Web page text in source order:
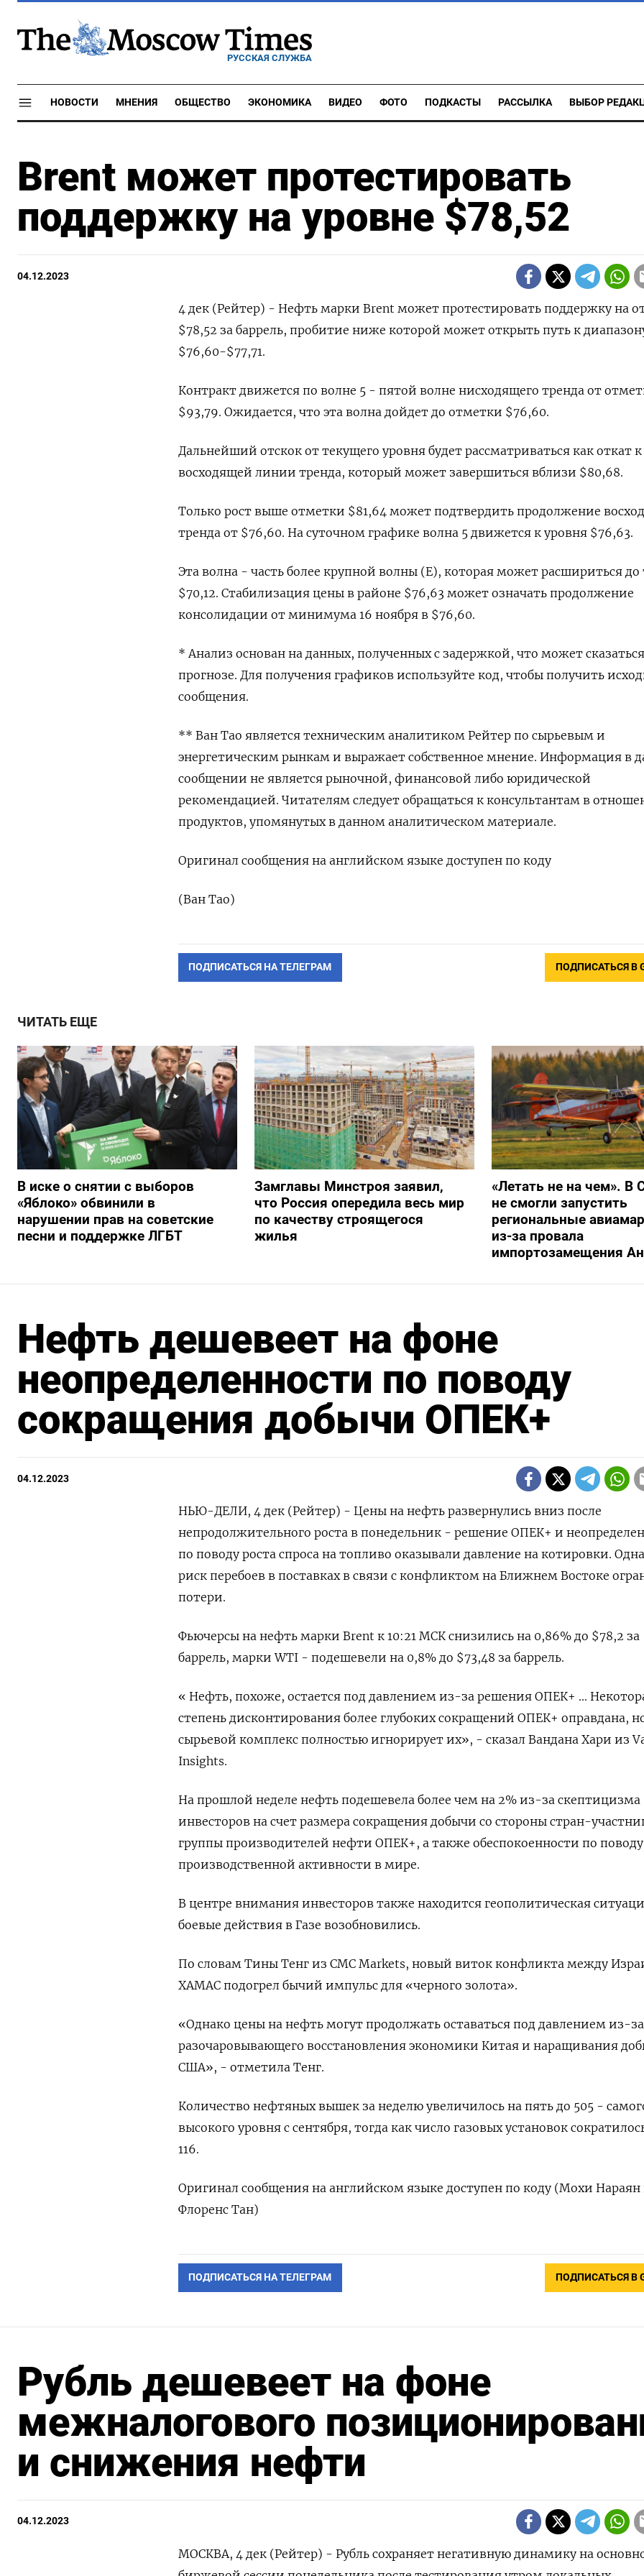
РУССКАЯ СЛУЖБА
НОВОСТИ МНЕНИЯ ОБЩЕСТВО ЭКОНОМИКА ВИДЕО ФОТО ПОДКАСТЫ РАССЫЛКА ВЫБОР
Brent может протестировать
поддержку на уровне $78,52
04.12.2023
4 дек (Рейтер) - Нефть марки Brent может протестировать поддержку на
$78,52 за баррель, пробитие ниже которой может открыть путь к
$76,60-$77,71.
Контракт движется по волне 5 - пятой волне нисходящего тренда от
$93,79. Ожидается, что эта волна дойдет до отметки $76,60.
Дальнейший отскок от текущего уровня будет рассматриваться как откат к
восходящей линии тренда, который может завершиться вблизи $80,68.
Только рост выше отметки $81,64 может подтвердить продолжение
тренда от $76,60. На суточном графике волна 5 движется к уровня $76,63.
Эта волна - часть более крупной волны (E), которая может расшириться до
$70,12. Стабилизация цены в районе $76,63 может означать продолжение
консолидации от минимума 16 ноября в $76,60.
* Анализ основан на данных, полученных с задержкой, что может
прогнозе. Для получения графиков используйте код, чтобы получить
сообщения.
** Ван Тао является техническим аналитиком Рейтер по сырьевым и
энергетическим рынкам и выражает собственное мнение. Информация в
сообщении не является рыночной, финансовой либо юридической
рекомендацией. Читателям следует обращаться к консультантам в
продуктов, упомянутых в данном аналитическом материале.
Оригинал сообщения на английском языке доступен по коду
(Ван Тао)
ПОДПИСАТЬСЯ НА ТЕЛЕГРАМ ПОДПИСАТЬСЯ В
ЧИТАТЬ ЕЩЕ
В иске о снятии с выборов
«Яблоко» обвинили в
нарушении прав на советские
песни и поддержке ЛГБТ
Замглавы Минстроя заявил,
что Россия опередила весь мир
по качеству строящегося
жилья
«Летать не на чем». В
не смогли запустить
региональные
из-за провала
импортозамещения
Нефть дешевеет на фоне
неопределенности по поводу
сокращения добычи ОПЕК+
04.12.2023
НЬЮ-ДЕЛИ, 4 дек (Рейтер) - Цены на нефть развернулись вниз после
непродолжительного роста в понедельник - решение ОПЕК+ и
по поводу роста спроса на топливо оказывали давление на котировки.
риск перебоев в поставках в связи с конфликтом на Ближнем Востоке
потери.
Фьючерсы на нефть марки Brent к 10:21 МСК снизились на 0,86% до $78,2 за
баррель, марки WTI - подешевели на 0,8% до $73,48 за баррель.
« Нефть, похоже, остается под давлением из-за решения ОПЕК+ ...
степень дисконтирования более глубоких сокращений ОПЕК+ оправдана,
сырьевой комплекс полностью игнорирует их», - сказал Вандана Хари из
Insights.
На прошлой неделе нефть подешевела более чем на 2% из-за скептицизма
инвесторов на счет размера сокращения добычи со стороны стран-
группы производителей нефти ОПЕК+, а также обеспокоенности по
производственной активности в мире.
В центре внимания инвесторов также находится геополитическая
боевые действия в Газе возобновились.
По словам Тины Тенг из CMC Markets, новый виток конфликта между
ХАМАС подогрел бычий импульс для «черного золота».
«Однако цены на нефть могут продолжать оставаться под давлением из-за
разочаровывающего восстановления экономики Китая и наращивания
США», - отметила Тенг.
Количество нефтяных вышек за неделю увеличилось на пять до 505 -
высокого уровня с сентября, тогда как число газовых установок
116.
Оригинал сообщения на английском языке доступен по коду (Мохи Нараян
Флоренс Тан)
ПОДПИСАТЬСЯ НА ТЕЛЕГРАМ ПОДПИСАТЬСЯ В
Рубль дешевеет на фоне
межналогового
и снижения нефти
04.12.2023
МОСКВА, 4 дек (Рейтер) - Рубль сохраняет негативную динамику на